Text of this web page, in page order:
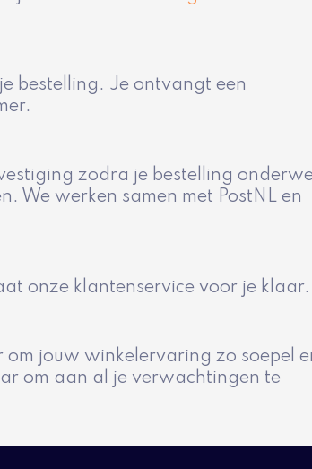
bestelling. Je ontvangt een
zodra je bestelling
We werken samen met PostNL en
onze klantenservice voor je klaar.
jouw winkelervaring zo soepel
om aan al je verwachtingen te